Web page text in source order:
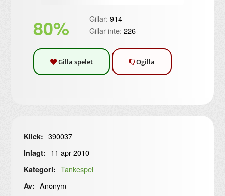
80% Gillar: 914
Gillar inte: 226
Gilla spelet Ogilla
Klick: 390037
Inlagt: 11 apr 2010
Kategori: Tankespel
Av: Anonym